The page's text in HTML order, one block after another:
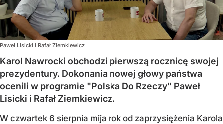
Paweł Lisicki i Rafał Ziemkiewicz
Karol Nawrocki obchodzi pierwszą rocznicę swojej
prezydentury. Dokonania nowej głowy państwa
ocenili w programie "Polska Do Rzeczy" Paweł
Lisicki i Rafał Ziemkiewicz.
W czwartek 6 sierpnia mija rok od zaprzysiężenia Karola